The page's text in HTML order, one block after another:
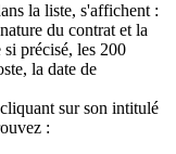
la liste, s'affichent :
du contrat et la
précisé, les 200
la date de
sur son intitulé
: